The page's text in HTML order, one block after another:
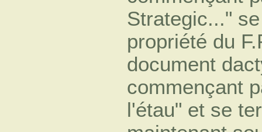
Strategic..."
propriété du
document
commençant
l'étau" et se